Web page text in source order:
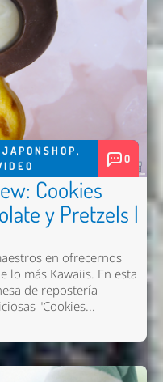
JAPONSHOP,
0
Cookies
y Pretzels |
en ofrecernos
lo más Kawaiis. En esta
de repostería
"Cookies...